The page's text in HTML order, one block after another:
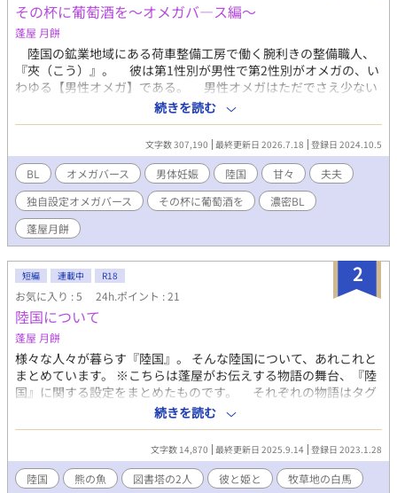
その杯に葡萄酒を～オメガバ―ス編～
蓬屋 月餅
陸国の鉱業地域にある荷車整備工房で働く腕利きの整備職人、
『夾（こう）』。 彼は第1性別が男性で第2性別がオメガの、い
わゆる【男性オメガ】である。 男性オメガはただでさえ少ない
といわれているアルファやオメガの中でもさらに珍しい、数人し
かいないと言われている希少な性だ。 そんな男性オメガに生ま
れた彼はオメガとして いつかアルファと番になる日のことをひそ
かに夢見ていたのだが、実は生まれてから1度も【香り】を放った
ことがないという変わった体質の持ち主でもあった。 成人して
からもそれは変わらず、自分はオメガではなくベータなのではな
いかとすら思うようになっていた『夾』。 しかし、ある日の出
来事をきっかけに彼のオメガとしての性が発現することになる。
「あいつらに構うなよ」 「………っ！」 月夜に間近で見たその
『その杯に葡萄酒を』のオメガバース編です。
続きを読む
文字数 307,190 最終更新日 2026.7.18 登録日 2024.10.5
BL オメガバース 男体妊娠 陸国 甘々
夫夫
独自設定オメガバース
その杯に葡萄酒を
濃密BL
蓬屋月餅
2
短編 連載中 R18
お気に入り : 5 24h.ポイント : 21
陸国について
蓬屋 月餅
様々な人々が暮らす『陸国』。 そんな陸国について、あれこれと
まとめています。 ※こちらは蓬屋がお伝えする物語の舞台、『陸
国』に関する設定をまとめたものです。 それぞれの物語はタグ
『蓬屋 月餅』のページからご覧ください。 ※オメガバース編のま
とめをする関係上、どうしても表現にR18のものが含まれてしま
いますので、そのような設定をしています。（表現はあくまでも
陸国における医学的見地によるものです）
続きを読む
文字数 14,870 最終更新日 2025.9.14 登録日 2023.1.28
陸国 熊の魚 図書塔の2人 彼と姫と
牧草地の白馬